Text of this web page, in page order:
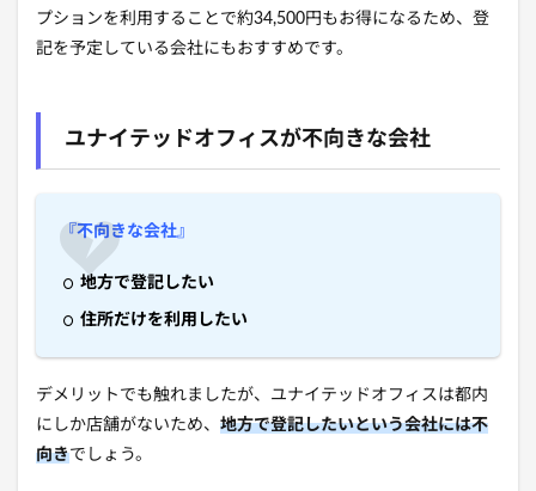
プションを利用することで約34,500円もお得になるため、登
記を予定している会社にもおすすめです。
ユナイテッドオフィスが不向きな会社
『不向きな会社』
地方で登記したい
住所だけを利用したい
デメリットでも触れましたが、ユナイテッドオフィスは都内
にしか店舗がないため、 地方で登記したいという会社には不
向きでしょう。